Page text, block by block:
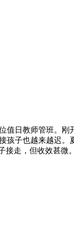
值日教师管班。刚
孩子也越来越迟
走，但收效甚微